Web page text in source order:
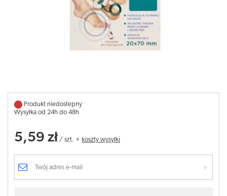
Produkt niedostepny
Wysyłka od 24h do 48h
5,59 zł / szt. + koszty wysyłki